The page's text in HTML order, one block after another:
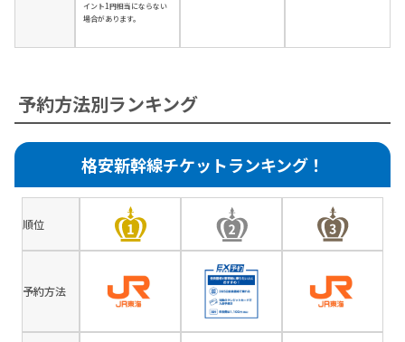
イント1円相当にならない
場合があります。
予約方法別ランキング
格安新幹線チケットランキング！
順位
予約方法